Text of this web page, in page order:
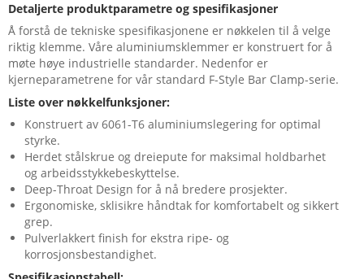
Detaljerte produktparametre og spesifikasjoner
Å forstå de tekniske spesifikasjonene er nøkkelen til å velge
riktig klemme. Våre aluminiumsklemmer er konstruert for å
møte høye industrielle standarder. Nedenfor er
kjerneparametrene for vår standard F-Style Bar Clamp-serie.
Liste over nøkkelfunksjoner:
Konstruert av 6061-T6 aluminiumslegering for optimal
styrke.
Herdet stålskrue og dreiepute for maksimal holdbarhet
og arbeidsstykkebeskyttelse.
Deep-Throat Design for å nå bredere prosjekter.
Ergonomiske, sklisikre håndtak for komfortabelt og sikkert
grep.
Pulverlakkert finish for ekstra ripe- og
korrosjonsbestandighet.